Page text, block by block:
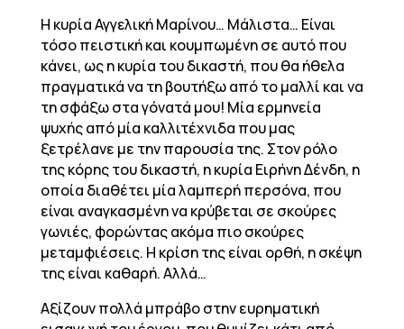
Η κυρία Αγγελική Μαρίνου… Μάλιστα… Είναι
τόσο πειστική και κουμπωμένη σε αυτό που
κάνει, ως η κυρία του δικαστή, που θα ήθελα
πραγματικά να τη βουτήξω από το μαλλί και να
τη σφάξω στα γόνατά μου! Μία ερμηνεία
ψυχής από μία καλλιτέχνιδα που μας
ξετρέλανε με την παρουσία της. Στον ρόλο
της κόρης του δικαστή, η κυρία Ειρήνη Δένδη, η
οποία διαθέτει μία λαμπερή περσόνα, που
είναι αναγκασμένη να κρύβεται σε σκούρες
γωνιές, φορώντας ακόμα πιο σκούρες
μεταμφιέσεις. Η κρίση της είναι ορθή, η σκέψη
της είναι καθαρή. Αλλά…
Αξίζουν πολλά μπράβο στην ευρηματική